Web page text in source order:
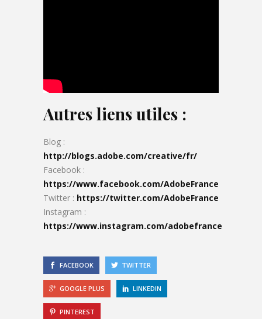
Autres liens utiles :
Blog :
http://blogs.adobe.com/creative/fr/
Facebook :
https://www.facebook.com/AdobeFrance
Twitter : https://twitter.com/AdobeFrance
Instagram :
https://www.instagram.com/adobefrance
FACEBOOK TWITTER
GOOGLE PLUS LINKEDIN
PINTEREST